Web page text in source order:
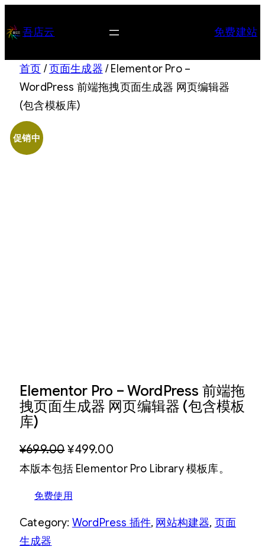
至 吾店云 免费建站
首页 /页面生成器 / Elementor Pro –
WordPress 前端拖拽页面生成器 网页编辑器
(包含模板库)
促销中
Elementor Pro – WordPress 前端拖
拽页面生成器 网页编辑器 (包含模板
库)
¥699.00原
价
为
¥
¥499.00当
前
为
本版本包括 Elementor Pro Library 模板库。
免费使用
Category: WordPress 插件, 网站构建器, 页面
生成器